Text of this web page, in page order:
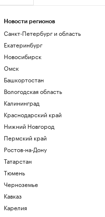
млрд
Новости регионов
Санкт-Петербург и область
Екатеринбург
Новосибирск
Омск
Башкортостан
Вологодская область
Калининград
Краснодарский край
Нижний Новгород
Пермский край
Ростов-на-Дону
Татарстан
Тюмень
Черноземье
Кавказ
Карелия